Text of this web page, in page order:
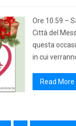
Ore 10.59 –
Città del
questa
in cui
Read More